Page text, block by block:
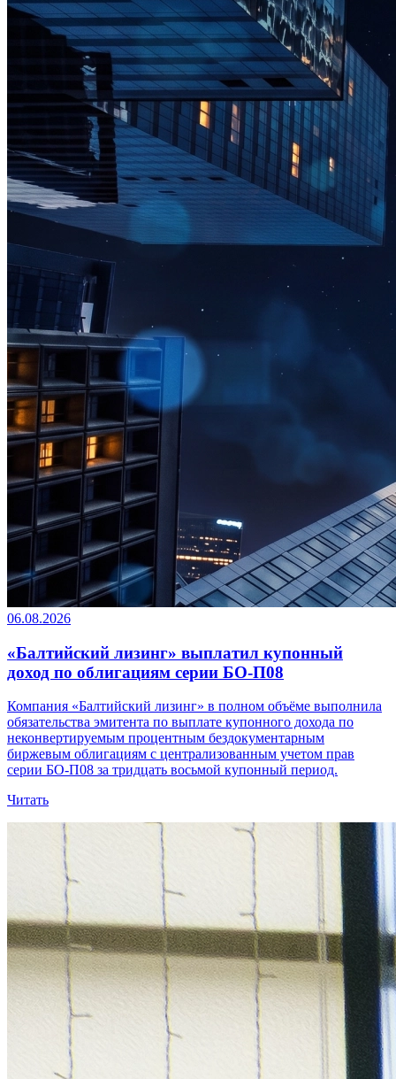
06.08.2026
«Балтийский лизинг» выплатил купонный
доход по облигациям серии БО-П08
Компания «Балтийский лизинг» в полном объёме выполнила
обязательства эмитента по выплате купонного дохода по
неконвертируемым процентным бездокументарным
биржевым облигациям с централизованным учетом прав
серии БО-П08 за тридцать восьмой купонный период.
Читать